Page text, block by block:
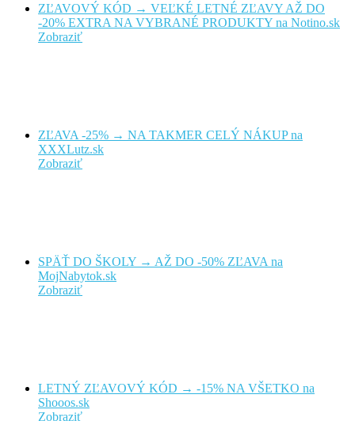
ZĽAVOVÝ KÓD → VEĽKÉ LETNÉ ZĽAVY AŽ DO
-20% EXTRA NA VYBRANÉ PRODUKTY na Notino.sk
Zobraziť
ZĽAVA -25% → NA TAKMER CELÝ NÁKUP na
XXXLutz.sk
Zobraziť
SPÄŤ DO ŠKOLY → AŽ DO -50% ZĽAVA na
MojNabytok.sk
Zobraziť
LETNÝ ZĽAVOVÝ KÓD → -15% NA VŠETKO na
Shooos.sk
Zobraziť